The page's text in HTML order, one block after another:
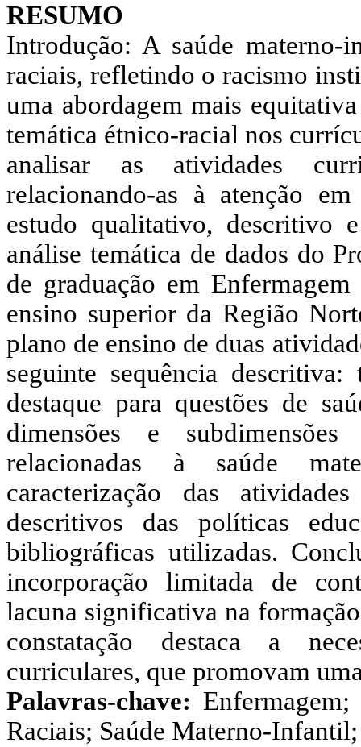
RESUMO
Introdução: A saúde materno-
raciais, refletindo o racismo
uma abordagem mais
temática étnico-racial nos
analisar as atividades
relacionando-as à atenção
estudo qualitativo, descritivo
análise temática de dados do
de graduação em
ensino superior da Região
plano de ensino de duas
seguinte sequência
destaque para questões de
dimensões e
relacionadas à saúde
caracterização das
descritivos das políticas
bibliográficas utilizadas.
incorporação limitada de
lacuna significativa na
constatação destaca a
curriculares, que promovam
Palavras-chave:
Raciais; Saúde Materno-